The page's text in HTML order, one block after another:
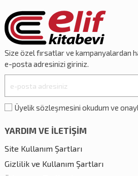
Size özelfırsatlarve kampanyalardan
e-posta adresinizi giriniz.
Üyelik sözleşmesini okudum ve
YARDIM VE İLETİŞİM
Site Kullanım Şartları
Gizlilik ve Kullanım Şartları